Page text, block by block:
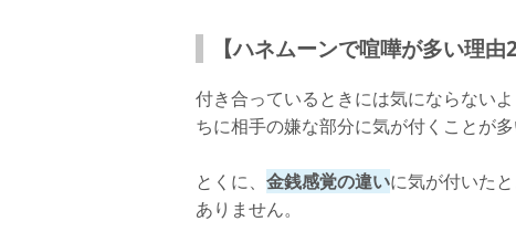
【ハネムーンで喧嘩が多い理
付き合っているときには気にならない
ちに相手の嫌な部分に気が付くことが多
とくに、 金銭感覚の違いに気が付いた
ありません。